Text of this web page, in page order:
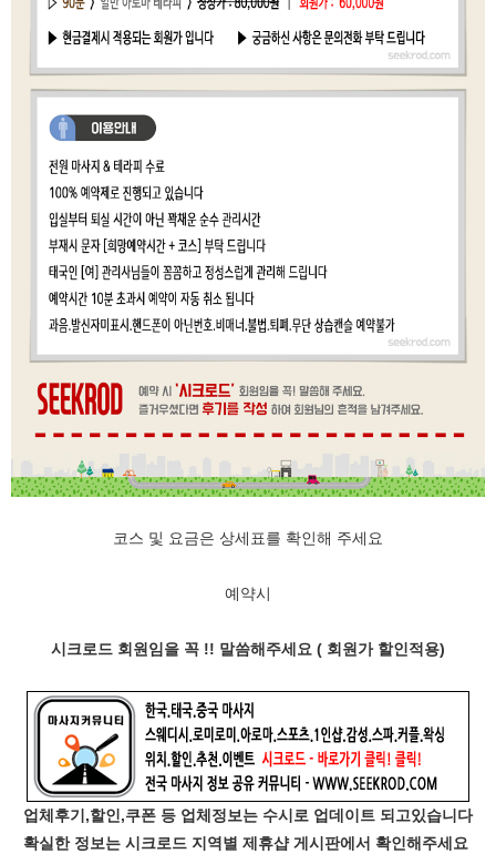
코스 및 요금은 상세표를 확인해 주세요
예약시
시크로드 회원임을 꼭 !! 말씀해주세요 ( 회원가 할인적용)
업체후기,할인,쿠폰 등 업체정보는 수시로 업데이트 되고있습니다
확실한 정보는 시크로드 지역별 제휴샵 게시판에서 확인해주세요